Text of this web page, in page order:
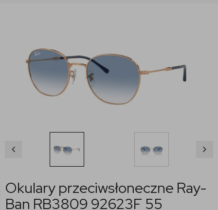
Okulary przeciwsłoneczne Ray-
Ban RB3809 92623F 55